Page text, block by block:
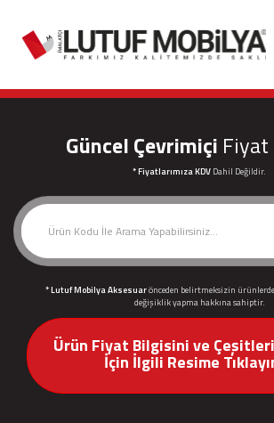
Güncel Çevrimiçi
* Fiyatlarımıza KDV Dahil Değildir.
* Lutuf Mobilya Aksesuarönceden belirtmeksizin
değişiklik yapma hakkına sahiptir.
Ürün Fiyat Bilgisini ve
İçin İlgili Resime